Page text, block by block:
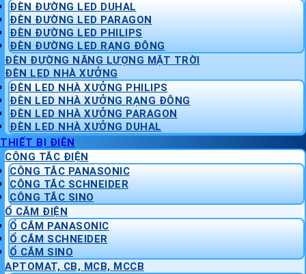
ĐÈN ĐƯỜNG LED DUHAL
ĐÈN ĐƯỜNG LED PARAGON
ĐÈN ĐƯỜNG LED PHILIPS
ĐÈN ĐƯỜNG LED RẠNG ĐÔNG
ĐÈN ĐƯỜNG NĂNG LƯỢNG MẶT TRỜI
ĐÈN LED NHÀ XƯỞNG
ĐÈN LED NHÀ XƯỞNG PHILIPS
ĐÈN LED NHÀ XƯỞNG RẠNG ĐÔNG
ĐÈN LED NHÀ XƯỞNG PARAGON
ĐÈN LED NHÀ XƯỞNG DUHAL
THIẾT BỊ ĐIỆN
CÔNG TẮC ĐIỆN
CÔNG TẮC PANASONIC
CÔNG TẮC SCHNEIDER
CÔNG TẮC SINO
Ổ CẮM ĐIỆN
Ổ CẮM PANASONIC
Ổ CẮM SCHNEIDER
Ổ CẮM SINO
APTOMAT, CB, MCB, MCCB